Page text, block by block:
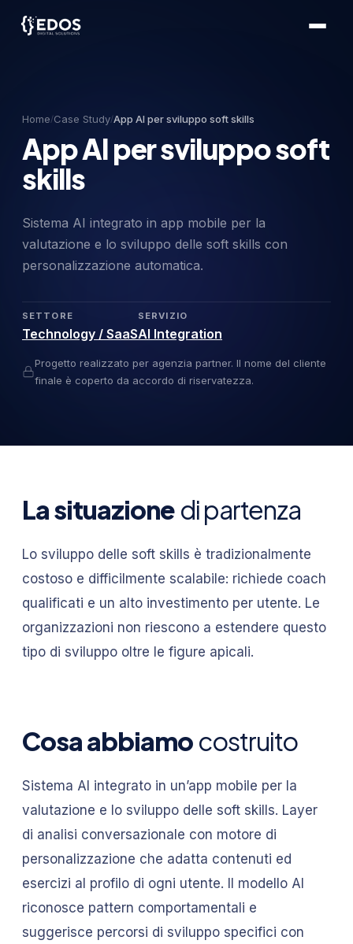
Home/Case Study/App AI per sviluppo soft skills
App AI per sviluppo soft
skills
Sistema AI integrato in app mobile per la
valutazione e lo sviluppo delle soft skills con
personalizzazione automatica.
SETTORE
Technology / SaaS
SERVIZIO
AI Integration
Progetto realizzato per agenzia partner. Il nome del cliente
finale è coperto da accordo di riservatezza.
La situazione di partenza
Lo sviluppo delle soft skills è tradizionalmente
costoso e difficilmente scalabile: richiede coach
qualificati e un alto investimento per utente. Le
organizzazioni non riescono a estendere questo
tipo di sviluppo oltre le figure apicali.
Cosa abbiamo costruito
Sistema AI integrato in un’app mobile per la
valutazione e lo sviluppo delle soft skills. Layer
di analisi conversazionale con motore di
personalizzazione che adatta contenuti ed
esercizi al profilo di ogni utente. Il modello AI
riconosce pattern comportamentali e
suggerisce percorsi di sviluppo specifici con